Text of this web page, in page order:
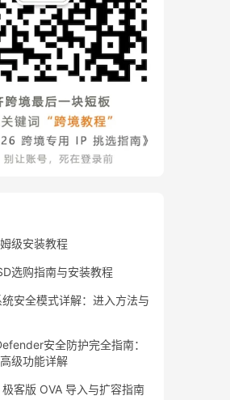
级安装教程
选购指南与安装教程
安全模式详解：进入方法与
安全防护完全指南：
级功能详解
客版 OVA 导入与扩容指南